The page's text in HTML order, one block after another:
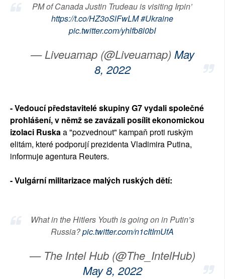
PM of Canada Justin Trudeau is visiting Irpin’
https://t.co/HZ3oSlFwLM#Ukraine
pic.twitter.com/yhlfb8l0bI
— Liveuamap (@Liveuamap) May
8, 2022
- Vedoucí představitelé skupiny G7 vydali společné
prohlášení, v němž se zavázali posílit ekonomickou
izolaci Ruskaa "pozvednout" kampaň proti ruským
elitám, které podporují prezidenta Vladimira Putina,
informuje agentura Reuters.
- Vulgární militarizace malých ruských dětí:
What in the Hitlers Youth is going on in Putin’s
Russia?pic.twitter.com/n1cItImUfA
— The Intel Hub (@The_IntelHub)
May 8, 2022